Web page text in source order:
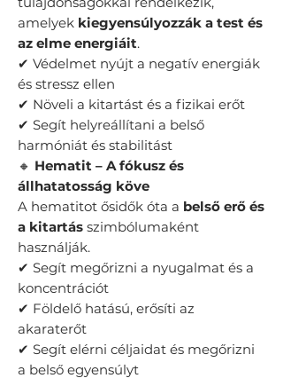
amelyek kiegyensúlyozzák a test és
az elme energiáit.
✔ Védelmet nyújt a negatív energiák
és stressz ellen
✔ Növeli a kitartást és a fizikai erőt
✔ Segít helyreállítani a belső
harmóniát és stabilitást
🔸 Hematit – A fókusz és
állhatatosság köve
A hematitot ősidők óta a belső erő és
a kitartás szimbólumaként
használják.
✔ Segít megőrizni a nyugalmat és a
koncentrációt
✔ Földelő hatású, erősíti az
akaraterőt
✔ Segít elérni céljaidat és megőrizni
a belső egyensúlyt